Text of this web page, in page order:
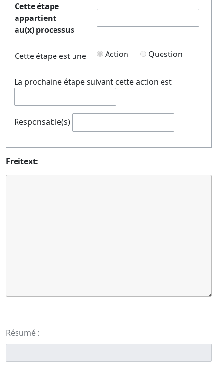
Cette étape
appartient
au(x) processus
Cette étape est une Action Question
La prochaine étape suivant cette action est
Responsable(s)
Freitext:
Résumé :